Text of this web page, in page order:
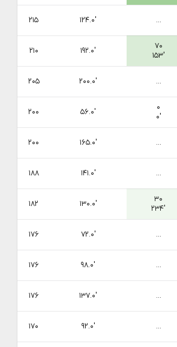
... ۱۲۴.۰′ ۲۱۵
۷۰
۱۵۳′
۱۹۲.۰′ ۲۱۰
... ۲۰۰.۰′ ۲۰۵
۰
۰′
۵۶.۰′ ۲۰۰
... ۱۶۵.۰′ ۲۰۰
... ۱۴۱.۰′ ۱۸۸
۳۰
۲۳۴′
۱۳۰.۰′ ۱۸۲
... ۷۲.۰′ ۱۷۶
... ۹۸.۰′ ۱۷۶
... ۱۳۷.۰′ ۱۷۶
... ۹۲.۰′ ۱۷۰